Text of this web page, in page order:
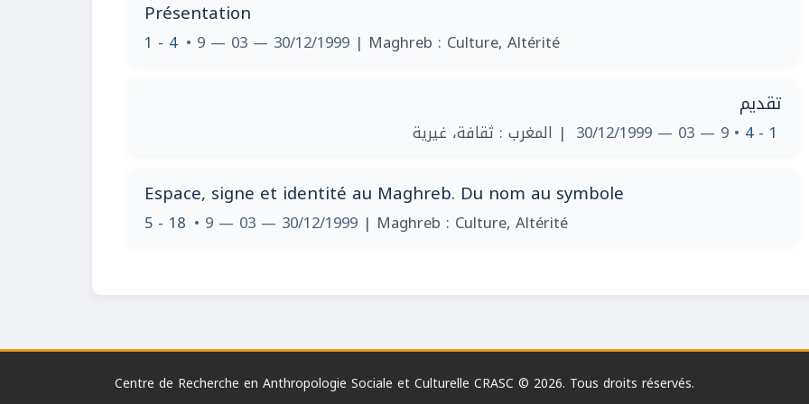
Présentation
1 - 4 • 9 — 03 — 30/12/1999 | Maghreb : Culture, Altérité
تقديم
1 - 4
• 9 — 03 — 30/12/1999 | المغرب : ثقافة، غيرية
Espace, signe et identité au Maghreb. Du nom au symbole
5 - 18 • 9 — 03 — 30/12/1999 | Maghreb : Culture, Altérité
Centre de Recherche en Anthropologie Sociale et Culturelle CRASC © 2026. Tous droits réservés.